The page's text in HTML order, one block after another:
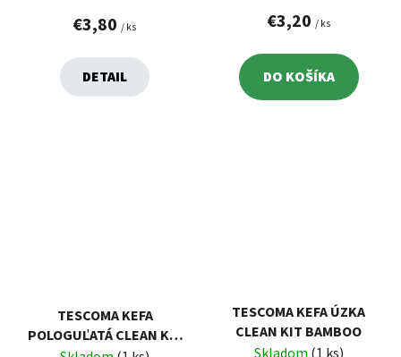
€3,80 / ks
DETAIL
€3,20 / ks
DO KOŠÍKA
TESCOMA KEFA
POLOGUĽATÁ CLEAN KIT
TESCOMA KEFA ÚZKA
CLEAN KIT BAMBOO